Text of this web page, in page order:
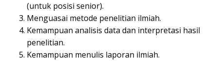
(untuk posisi senior).
Menguasai metode penelitian ilmiah.
Kemampuan analisis data dan interpretasi hasil
penelitian.
Kemampuan menulis laporan ilmiah.